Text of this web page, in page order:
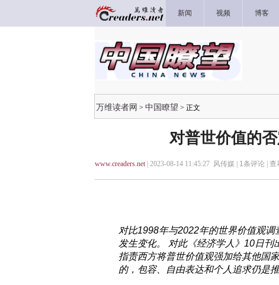
新闻 视频 博客
万维读者网 > 中国瞭望 > 正文
对普世价值的
www.creaders.net| 2023-08-14 11:45:27 风传媒 | 1条评论 | 查
对比1998年与2022年的世界价值观
发生变化。 对此《经济学人》10日
指责西方将普世价值观强加给其他国
的，包容、自由表达和个人追求仍是